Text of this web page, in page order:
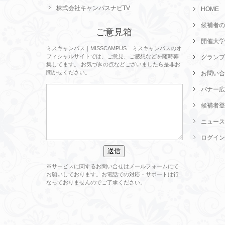
株式会社キャンパスナビTV
ご意見箱
ミスキャンパス｜MISSCAMPUS ミスキャンパスのオ
フィシャルサイトでは、ご意見、ご感想などを随時募
集してます。 お気づきの点などございましたら是非お
聞かせください。
※サービスに関するお問い合せはメールフォームにて
お願いしております。お電話での対応・サポートは行
なっておりませんのでご了承ください。
HOME
候補者
開催大
グラン
お問い
バナー
候補者
ニュース
ログイン